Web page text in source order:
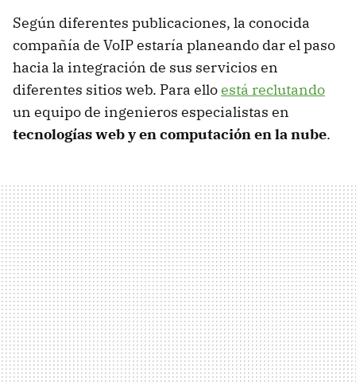
Según diferentes publicaciones, la conocida
compañía de VoIP estaría planeando dar el paso
hacia la integración de sus servicios en
diferentes sitios web. Para elloestá reclutando
un equipo de ingenieros especialistas en
tecnologías web y en computación en la nube.